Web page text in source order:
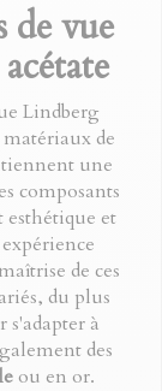
de vue
Lindberg
de
une
composants
et
de ces
du plus
à
des
ou en or.